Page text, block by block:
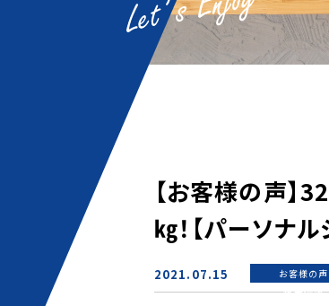
【お客様の声】
㎏！【パーソナル
2021.07.15
お客様の声
新着情報